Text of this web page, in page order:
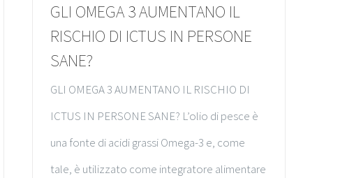
GLI OMEGA 3 AUMENTANO IL
RISCHIO DI ICTUS IN PERSONE
SANE?
GLI OMEGA 3 AUMENTANO IL RISCHIO DI
ICTUS IN PERSONE SANE? L’olio di pesce è
una fonte di acidi grassi Omega-3 e, come
tale, è utilizzato come integratore alimentare